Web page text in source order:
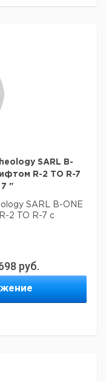
SARL B-
R-2 TO R-7
7 "
SARL B-ONE
2 TO R-7 с
руб.